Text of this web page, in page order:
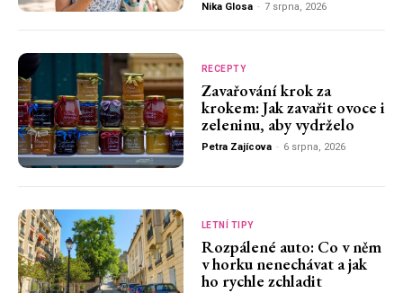
Nika Glosa - 7 srpna, 2026
RECEPTY
Zavařování krok za
krokem: Jak zavařit ovoce i
zeleninu, aby vydrželo
Petra Zajícova - 6 srpna, 2026
LETNÍ TIPY
Rozpálené auto: Co v něm
v horku nenechávat a jak
ho rychle zchladit